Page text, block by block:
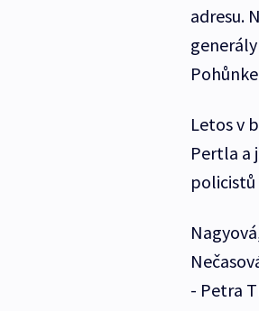
adresu.
Letos v
Pertla a
policistů
- Petra